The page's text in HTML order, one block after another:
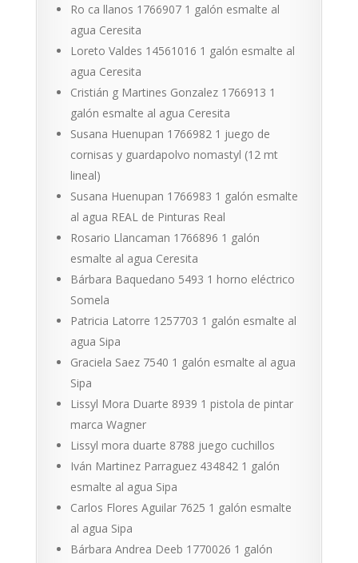
Ro ca llanos 1766907 1 galón esmalte al
agua Ceresita
Loreto Valdes 14561016 1 galón esmalte al
agua Ceresita
Cristián g Martines Gonzalez 1766913 1
galón esmalte al agua Ceresita
Susana Huenupan 1766982 1 juego de
cornisas y guardapolvo nomastyl (12 mt
lineal)
Susana Huenupan 1766983 1 galón esmalte
al agua REAL de Pinturas Real
Rosario Llancaman 1766896 1 galón
esmalte al agua Ceresita
Bárbara Baquedano 5493 1 horno eléctrico
Somela
Patricia Latorre 1257703 1 galón esmalte al
agua Sipa
Graciela Saez 7540 1 galón esmalte al agua
Sipa
Lissyl Mora Duarte 8939 1 pistola de pintar
marca Wagner
Lissyl mora duarte 8788 juego cuchillos
Iván Martinez Parraguez 434842 1 galón
esmalte al agua Sipa
Carlos Flores Aguilar 7625 1 galón esmalte
al agua Sipa
Bárbara Andrea Deeb 1770026 1 galón